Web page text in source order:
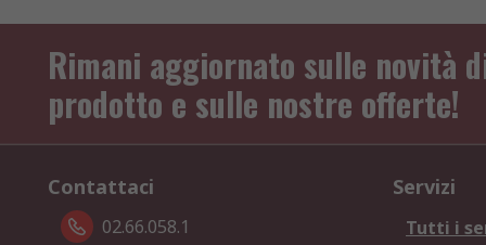
Rimani aggiornato sulle novità
prodotto e sulle nostre offerte!
Contattaci
02.66.058.1
Servizi
Tutti i